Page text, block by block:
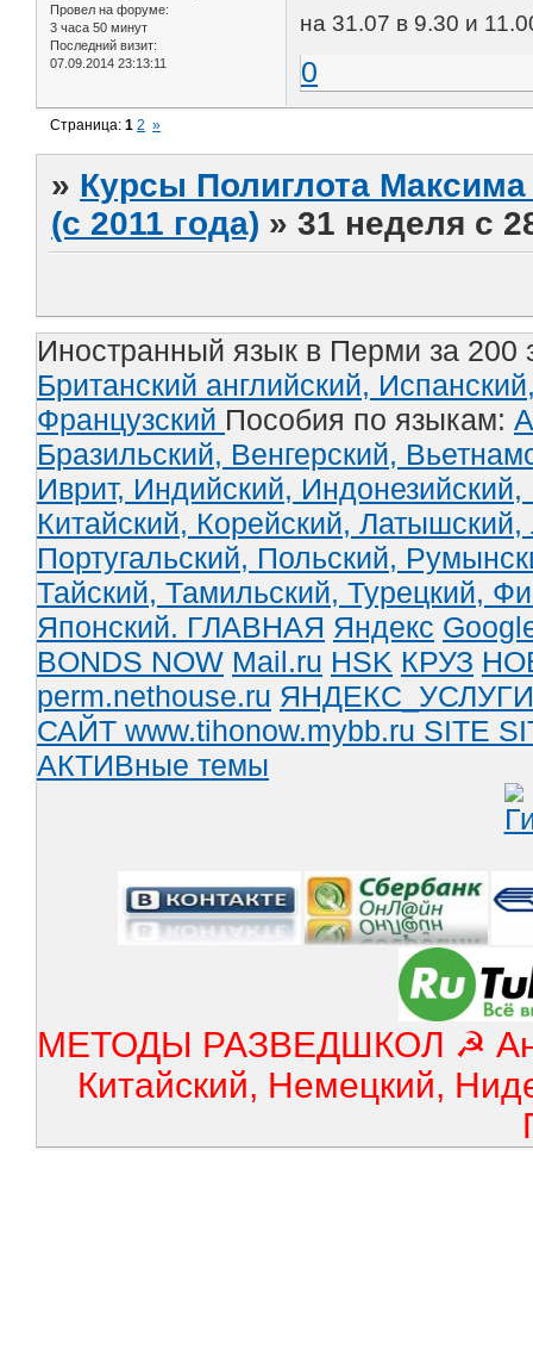
Провел на форуме:
3 часа 50 минут
Последний визит:
07.09.2014 23:13:11
на 31.07 в 9.30 и
0
Страница:1 2 »
» Курсы Полиглота
(с 2011 года) »31 неделя с
Иностранный язык в Перми за 200
Британский английский,
Французский Пособия по языкам:
Бразильский, Венгерский,
Иврит, Индийский, Индонезийский,
Китайский, Корейский, Латышский,
Португальский, Польский,
Тайский, Тамильский, Турецкий,
Японский. ГЛАВНАЯ Яндекс
BONDS NOW Mail.ru HSK КРУЗ
perm.nethouse.ru ЯНДЕКС_УСЛУГИ
САЙТ www.tihonow.mybb.ru SITE
АКТИВные темы
МЕТОДЫ РАЗВЕДШКОЛ ☭
Китайский, Немецкий,